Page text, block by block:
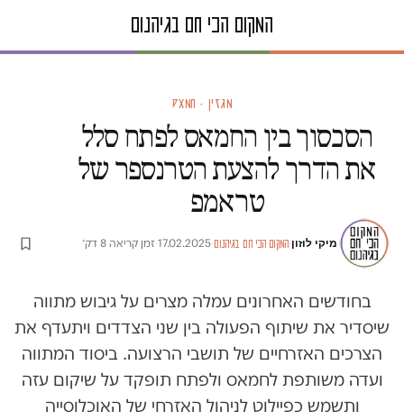
מגזין · חמאס
הסכסוך בין החמאס לפתח סלל
את הדרך להצעת הטרנספר של
טראמפ
מיקי לוזון·המקום הכי חם בגיהנום·
17.02.2025
·זמן קריאה 8 דק׳
בחודשים האחרונים עמלה מצרים על גיבוש מתווה
שיסדיר את שיתוף הפעולה בין שני הצדדים ויתעדף את
הצרכים האזרחיים של תושבי הרצועה. ביסוד המתווה
ועדה משותפת לחמאס ולפתח תופקד על שיקום עזה
ותשמש כפיילוט לניהול האזרחי של האוכלוסייה